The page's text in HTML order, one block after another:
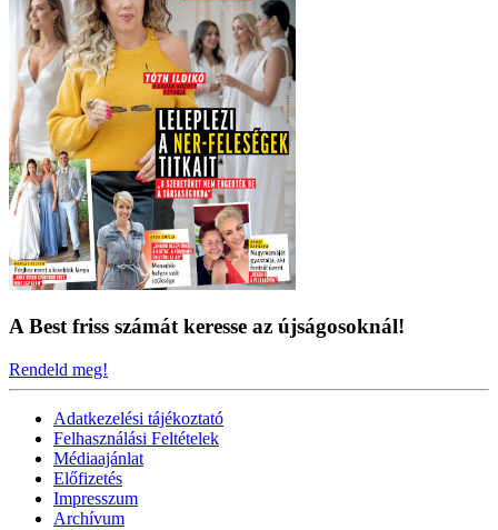
A Best friss számát keresse az újságosoknál!
Rendeld meg!
Adatkezelési tájékoztató
Felhasználási Feltételek
Médiaajánlat
Előfizetés
Impresszum
Archívum